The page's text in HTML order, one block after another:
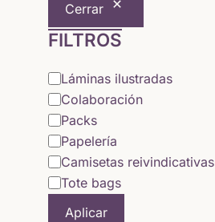
Cerrar
FILTROS
Categoría
Láminas ilustradas
Colaboración
Packs
Papelería
Camisetas reivindicativas
Tote bags
Aplicar